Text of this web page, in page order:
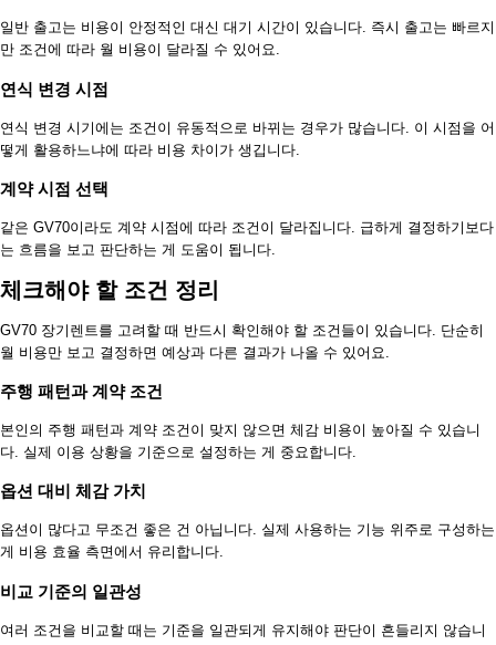
일반 출고는 비용이 안정적인 대신 대기 시간이 있습니다. 즉시 출고는 빠르지
만 조건에 따라 월 비용이 달라질 수 있어요.
연식 변경 시점
연식 변경 시기에는 조건이 유동적으로 바뀌는 경우가 많습니다. 이 시점을 어
떻게 활용하느냐에 따라 비용 차이가 생깁니다.
계약 시점 선택
같은 GV70이라도 계약 시점에 따라 조건이 달라집니다. 급하게 결정하기보다
는 흐름을 보고 판단하는 게 도움이 됩니다.
체크해야 할 조건 정리
GV70 장기렌트를 고려할 때 반드시 확인해야 할 조건들이 있습니다. 단순히
월 비용만 보고 결정하면 예상과 다른 결과가 나올 수 있어요.
주행 패턴과 계약 조건
본인의 주행 패턴과 계약 조건이 맞지 않으면 체감 비용이 높아질 수 있습니
다. 실제 이용 상황을 기준으로 설정하는 게 중요합니다.
옵션 대비 체감 가치
옵션이 많다고 무조건 좋은 건 아닙니다. 실제 사용하는 기능 위주로 구성하는
게 비용 효율 측면에서 유리합니다.
비교 기준의 일관성
여러 조건을 비교할 때는 기준을 일관되게 유지해야 판단이 흔들리지 않습니